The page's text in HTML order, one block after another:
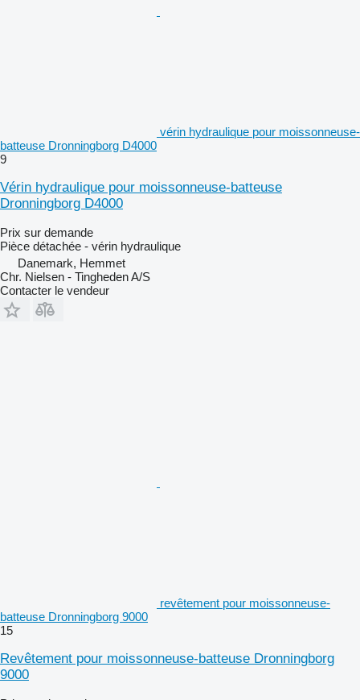
vérin hydraulique pour moissonneuse-
batteuse Dronningborg D4000
9
Vérin hydraulique pour moissonneuse-batteuse
Dronningborg D4000
Prix sur demande
Pièce détachée - vérin hydraulique
Danemark, Hemmet
Chr. Nielsen - Tingheden A/S
Contacter le vendeur
revêtement pour moissonneuse-
batteuse Dronningborg 9000
15
Revêtement pour moissonneuse-batteuse Dronningborg
9000